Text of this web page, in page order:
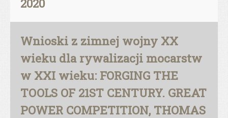
2020
Wnioski z zimnej wojny XX
wieku dla rywalizacji mocarstw
w XXI wieku: FORGING THE
TOOLS OF 21ST CENTURY. GREAT
POWER COMPETITION, THOMAS